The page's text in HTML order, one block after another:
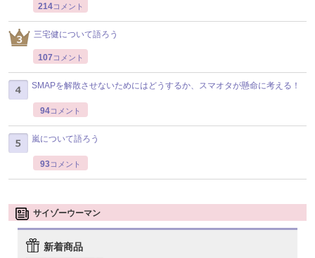
214コメント
三宅健について語ろう
107 コメント
SMAPを解散させないためにはどうするか、スマオタが懸命に考える！
94コメント
嵐について語ろう
93コメント
サイゾーウーマン
新着商品